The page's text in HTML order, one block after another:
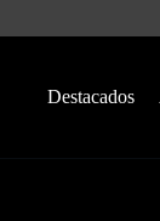
Destacados